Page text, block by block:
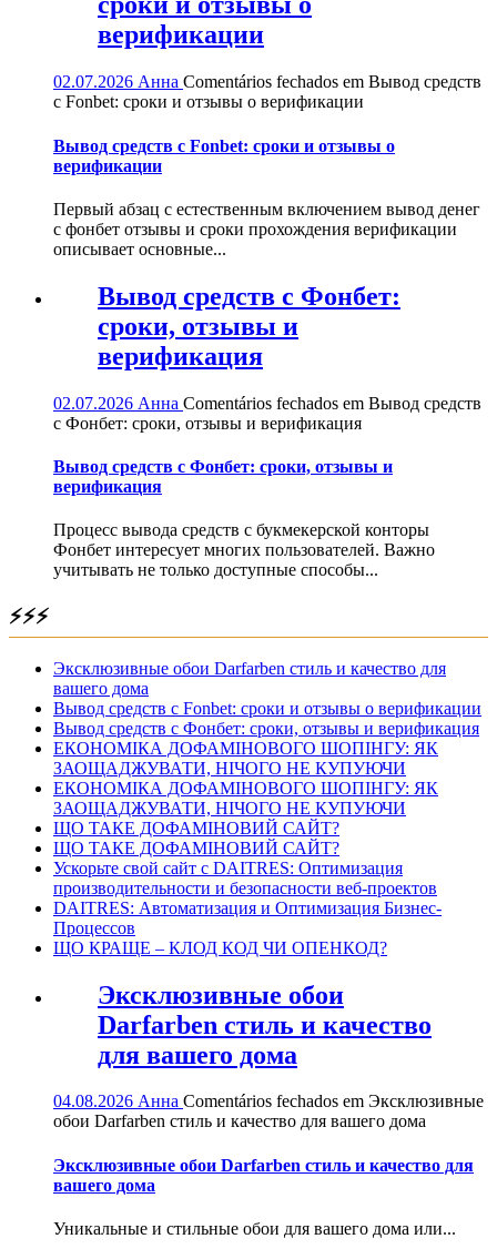
верификации
02.07.2026 Анна Comentários fechados em Вывод средств
с Fonbet: сроки и отзывы о верификации
Вывод средств с Fonbet: сроки и отзывы о
верификации
Первый абзац с естественным включением вывод денег
с фонбет отзывы и сроки прохождения верификации
описывает основные...
Вывод средств с Фонбет:
сроки, отзывы и
верификация
02.07.2026 Анна Comentários fechados em Вывод средств
с Фонбет: сроки, отзывы и верификация
Вывод средств с Фонбет: сроки, отзывы и
верификация
Процесс вывода средств с букмекерской конторы
Фонбет интересует многих пользователей. Важно
учитывать не только доступные способы...
⚡⚡⚡
Эксклюзивные обои Darfarben стиль и качество для
вашего дома
Вывод средств с Fonbet: сроки и отзывы о верификации
Вывод средств с Фонбет: сроки, отзывы и верификация
ЕКОНОМІКА ДОФАМІНОВОГО ШОПІНГУ: ЯК
ЗАОЩАДЖУВАТИ, НІЧОГО НЕ КУПУЮЧИ
ЕКОНОМІКА ДОФАМІНОВОГО ШОПІНГУ: ЯК
ЗАОЩАДЖУВАТИ, НІЧОГО НЕ КУПУЮЧИ
ЩО ТАКЕ ДОФАМІНОВИЙ САЙТ?
ЩО ТАКЕ ДОФАМІНОВИЙ САЙТ?
Ускорьте свой сайт с DAITRES: Оптимизация
производительности и безопасности веб-проектов
DAITRES: Автоматизация и Оптимизация Бизнес-
Процессов
ЩО КРАЩЕ – КЛОД КОД ЧИ ОПЕНКОД?
Эксклюзивные обои
Darfarben стиль и качество
для вашего дома
04.08.2026 Анна Comentários fechados em Эксклюзивные
обои Darfarben стиль и качество для вашего дома
Эксклюзивные обои Darfarben стиль и качество для
вашего дома
Уникальные и стильные обои для вашего дома или...